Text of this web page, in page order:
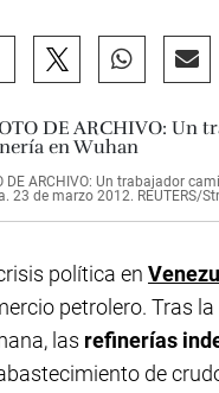
DE ARCHIVO: Un trabajador
23 de marzo 2012. REUTERS/
política en
petrolero. Tras
las refinerías
de